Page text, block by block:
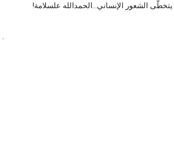
يتخطّى الشعور الإنساني…الحمدالله علسلامة!
- إعلان -